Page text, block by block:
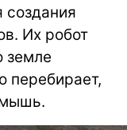
создания
Их робот
земле
перебирает,
мышь.